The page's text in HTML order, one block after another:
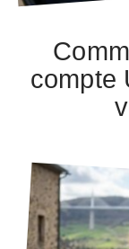
compte